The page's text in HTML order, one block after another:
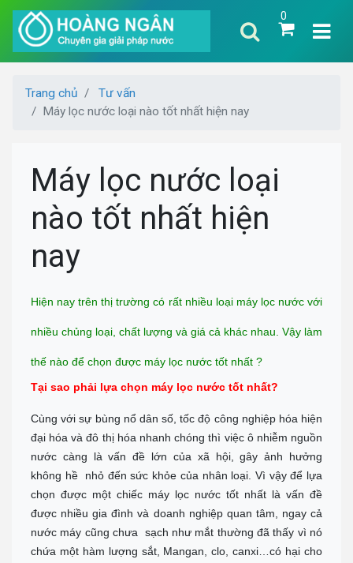
0
Trang chủ
Tư vấn
Máy lọc nước loại nào tốt nhất hiện nay
Máy lọc nước loại
nào tốt nhất hiện
nay
Hiện nay trên thị trường có rất nhiều loại máy lọc nước với
nhiều chủng loại, chất lượng và giá cả khác nhau. Vậy làm
thế nào để chọn được máy lọc nước tốt nhất ?
Tại sao phải lựa chọn máy lọc nước tốt nhất?
Cùng với sự bùng nổ dân số, tốc độ công nghiệp hóa hiện
đại hóa và đô thị hóa nhanh chóng thì việc ô nhiễm nguồn
nước càng là vấn đề lớn của xã hội, gây ảnh hưởng
không hề nhỏ đến sức khỏe của nhân loại. Vì vậy để lựa
chọn được một chiếc máy lọc nước tốt nhất là vấn đề
được nhiều gia đình và doanh nghiệp quan tâm, ngay cả
nước máy cũng chưa sạch như mắt thường đã thấy vì nó
chứa một hàm lượng sắt, Mangan, clo, canxi…có hại cho